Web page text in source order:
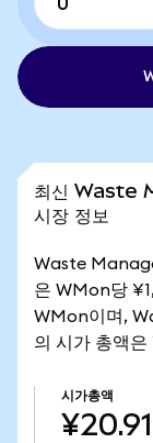
최신 Waste
시장 정보
Waste
은 WMon당
WMon이며,
의 시가 총액은
시가총액